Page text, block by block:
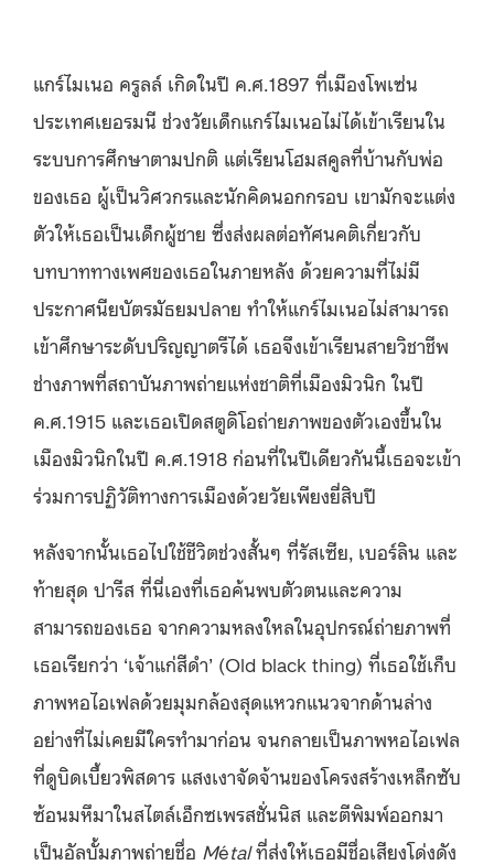
แกร์ไมเนอ ครูลล์ เกิดในปี ค.ศ.1897 ที่เมืองโพเซ่น
ประเทศเยอรมนี ช่วงวัยเด็กแกร์ไมเนอไม่ได้เข้าเรียนใน
ระบบการศึกษาตามปกติ แต่เรียนโฮมสคูลที่บ้านกับพ่อ
ของเธอ ผู้เป็นวิศวกรและนักคิดนอกกรอบ เขามักจะแต่ง
ตัวให้เธอเป็นเด็กผู้ชาย ซึ่งส่งผลต่อทัศนคติเกี่ยวกับ
บทบาททางเพศของเธอในภายหลัง ด้วยความที่ไม่มี
ประกาศนียบัตรมัธยมปลาย ทำให้แกร์ไมเนอไม่สามารถ
เข้าศึกษาระดับปริญญาตรีได้ เธอจึงเข้าเรียนสายวิชาชีพ
ช่างภาพที่สถาบันภาพถ่ายแห่งชาติที่เมืองมิวนิก ในปี
ค.ศ.1915 และเธอเปิดสตูดิโอถ่ายภาพของตัวเองขึ้นใน
เมืองมิวนิกในปี ค.ศ.1918 ก่อนที่ในปีเดียวกันนี้เธอจะเข้า
ร่วมการปฏิวัติทางการเมืองด้วยวัยเพียงยี่สิบปี
หลังจากนั้นเธอไปใช้ชีวิตช่วงสั้นๆ ที่รัสเซีย, เบอร์ลิน และ
ท้ายสุด ปารีส ที่นี่เองที่เธอค้นพบตัวตนและความ
สามารถของเธอ จากความหลงใหลในอุปกรณ์ถ่ายภาพที่
เธอเรียกว่า ‘เจ้าแก่สีดำ’ (Old black thing) ที่เธอใช้เก็บ
ภาพหอไอเฟลด้วยมุมกล้องสุดแหวกแนวจากด้านล่าง
อย่างที่ไม่เคยมีใครทำมาก่อน จนกลายเป็นภาพหอไอเฟล
ที่ดูบิดเบี้ยวพิสดาร แสงเงาจัดจ้านของโครงสร้างเหล็กซับ
ซ้อนมหึมาในสไตล์เอ็กซเพรสชั่นนิส และตีพิมพ์ออกมา
เป็นอัลบั้มภาพถ่ายชื่อ Métalที่ส่งให้เธอมีชื่อเสียงโด่งดัง